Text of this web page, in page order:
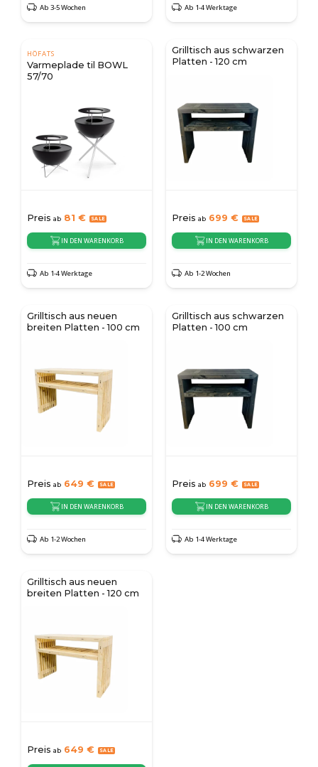
Ab 3-5 Wochen Ab 1-4 Werktage
HÖFATS
Varmeplade til BOWL
57/70
Preis ab 81 €
IN DEN WARENKORB
Ab 1-4 Werktage
Grilltisch aus schwarzen
Platten - 120 cm
Preis ab 699 €
IN DEN WARENKORB
Ab 1-2 Wochen
Grilltisch aus neuen
breiten Platten - 100 cm
Preis ab 649 €
IN DEN WARENKORB
Ab 1-2 Wochen
Grilltisch aus schwarzen
Platten - 100 cm
Preis ab 699 €
IN DEN WARENKORB
Ab 1-4 Werktage
Grilltisch aus neuen
breiten Platten - 120 cm
Preis ab 649 €